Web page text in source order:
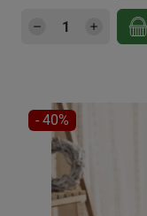
Quantité de
RÉDUCTION
- 40%